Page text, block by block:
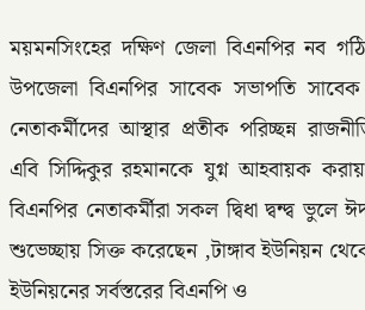
ময়মনসিংহের দক্ষিণ জেলা বিএনপির নব
উপজেলা বিএনপির সাবেক সভাপতি
নেতাকর্মীদের আস্থার প্রতীক পরিচ্ছন্ন
এবি সিদ্দিকুর রহমানকে যুগ্ন আহবায়ক
বিএনপির নেতাকর্মীরা সকল দ্বিধা দ্বন্দ্ব ভুলে
শুভেচ্ছায় সিক্ত করেছেন ,টাঙ্গাব ইউনিয়ন
ইউনিয়নের সর্বস্তরের বিএনপি ও